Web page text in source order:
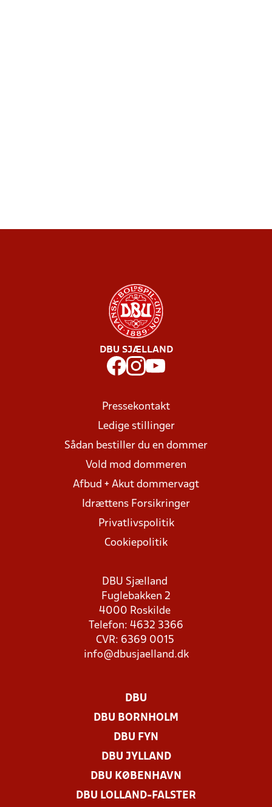
DBU SJÆLLAND
Pressekontakt
Ledige stillinger
Sådan bestiller du en dommer
Vold mod dommeren
Afbud + Akut dommervagt
Idrættens Forsikringer
Privatlivspolitik
Cookiepolitik
DBU Sjælland
Fuglebakken 2
4000 Roskilde
Telefon: 4632 3366
CVR: 6369 0015
info@dbusjaelland.dk
DBU
DBU BORNHOLM
DBU FYN
DBU JYLLAND
DBU KØBENHAVN
DBU LOLLAND-FALSTER